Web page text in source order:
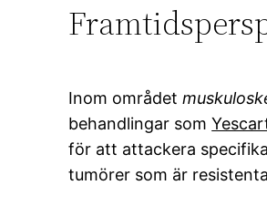
Inom området
behandlingar som
för att attackera
tumörer som är